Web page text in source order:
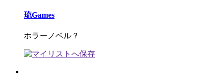
琉Games
ホラーノベル？